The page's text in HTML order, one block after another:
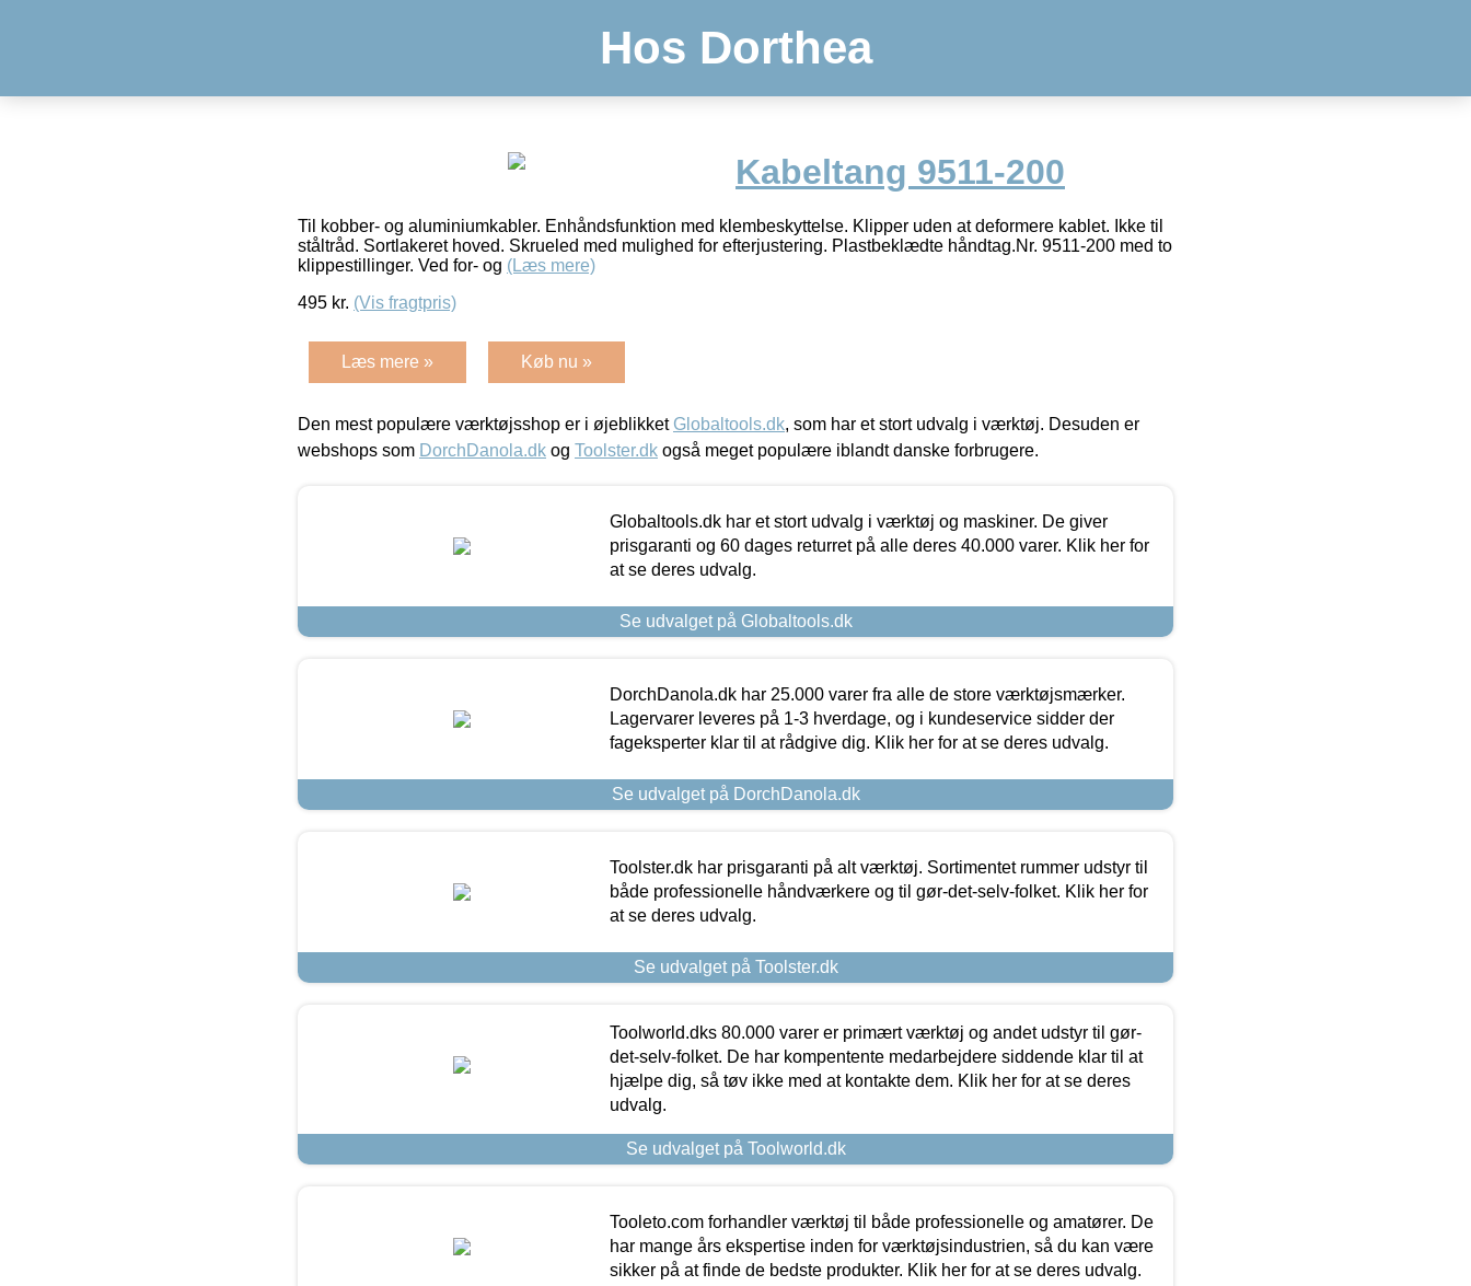
Hos Dorthea
Kabeltang 9511-200
Til kobber- og aluminiumkabler. Enhåndsfunktion med klembeskyttelse. Klipper uden at deformere kablet. Ikke til
ståltråd. Sortlakeret hoved. Skrueled med mulighed for efterjustering. Plastbeklædte håndtag.Nr. 9511-200 med to
klippestillinger. Ved for- og (Læs mere)
495 kr. (Vis fragtpris)
Læs mere » Køb nu »
Den mest populære værktøjsshop er i øjeblikket Globaltools.dk, som har et stort udvalg i værktøj. Desuden er
webshops som DorchDanola.dk og Toolster.dk også meget populære iblandt danske forbrugere.
Globaltools.dk har et stort udvalg i værktøj og maskiner. De giver
prisgaranti og 60 dages returret på alle deres 40.000 varer. Klik her for
at se deres udvalg.
Se udvalget på Globaltools.dk
DorchDanola.dk har 25.000 varer fra alle de store værktøjsmærker.
Lagervarer leveres på 1-3 hverdage, og i kundeservice sidder der
fageksperter klar til at rådgive dig. Klik her for at se deres udvalg.
Se udvalget på DorchDanola.dk
Toolster.dk har prisgaranti på alt værktøj. Sortimentet rummer udstyr til
både professionelle håndværkere og til gør-det-selv-folket. Klik her for
at se deres udvalg.
Se udvalget på Toolster.dk
Toolworld.dks 80.000 varer er primært værktøj og andet udstyr til gør-
det-selv-folket. De har kompentente medarbejdere siddende klar til at
hjælpe dig, så tøv ikke med at kontakte dem. Klik her for at se deres
udvalg.
Se udvalget på Toolworld.dk
Tooleto.com forhandler værktøj til både professionelle og amatører. De
har mange års ekspertise inden for værktøjsindustrien, så du kan være
sikker på at finde de bedste produkter. Klik her for at se deres udvalg.